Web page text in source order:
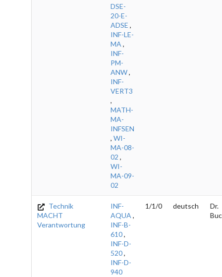
DSE-
20-E-
ADSE ,
INF-LE-
MA,
INF-
PM-
ANW,
INF-
VERT3
,
MATH-
MA-
INFSEN
, WI-
MA-08-
02 ,
WI-
MA-09-
02
Technik
MACHT
Verantwortung
INF-
AQUA,
INF-B-
610,
INF-D-
520,
INF-D-
940
1/1/0 deutsch
Dr.